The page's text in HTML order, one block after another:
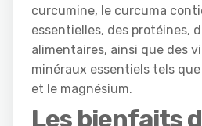
curcumine, le curcuma
essentielles, des protéines,
alimentaires, ainsi que des
minéraux essentiels tels
et le magnésium.
Les bienfaits